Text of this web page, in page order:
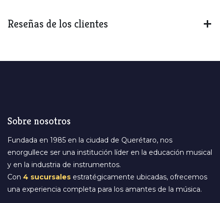
Reseñas de los clientes
Sobre nosotros
Fundada en 1985 en la ciudad de Querétaro, nos
enorgullece ser una institución líder en la educación musical
y en la industria de instrumentos.
Con 4 sucursales estratégicamente ubicadas, ofrecemos
una experiencia completa para los amantes de la música.